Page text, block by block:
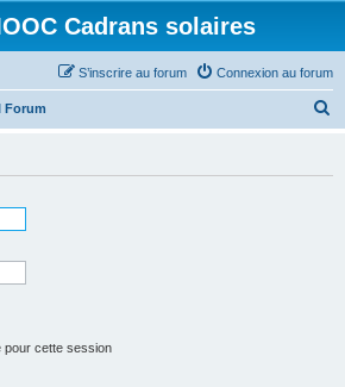
Cadrans solaires
Connexion au forum
S’inscrire au forum
Forum
pour cette session